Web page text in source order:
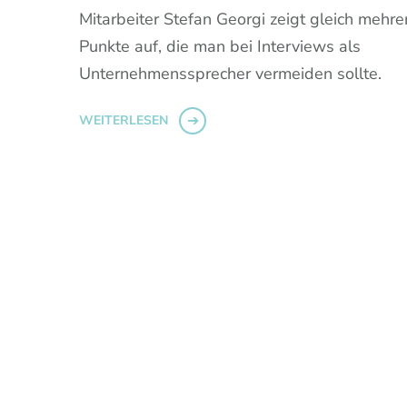
Mitarbeiter Stefan Georgi zeigt gleich
Punkte auf, die man bei Interviews als
Unternehmenssprecher vermeiden sollte.
WEITERLESEN